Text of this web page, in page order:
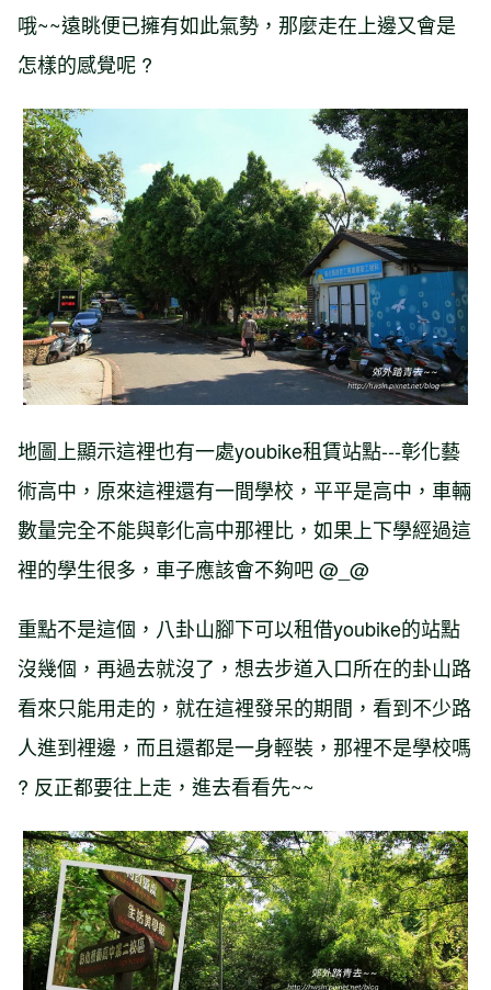
哦~~遠眺便已擁有如此氣勢，那麼走在上邊又會是
怎樣的感覺呢 ?
地圖上顯示這裡也有一處youbike租賃站點---彰化藝
術高中，原來這裡還有一間學校，平平是高中，車輛
數量完全不能與彰化高中那裡比，如果上下學經過這
裡的學生很多，車子應該會不夠吧 @_@
重點不是這個，八卦山腳下可以租借youbike的站點
沒幾個，再過去就沒了，想去步道入口所在的卦山路
看來只能用走的，就在這裡發呆的期間，看到不少路
人進到裡邊，而且還都是一身輕裝，那裡不是學校嗎
? 反正都要往上走，進去看看先~~